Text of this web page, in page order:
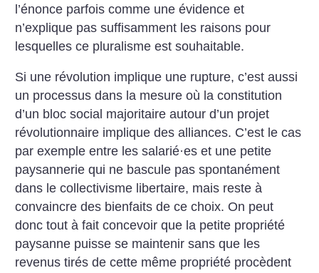
l’énonce parfois comme une évidence et
n’explique pas suffisamment les raisons pour
lesquelles ce pluralisme est souhaitable.
Si une révolution implique une rupture, c’est aussi
un processus dans la mesure où la constitution
d’un bloc social majoritaire autour d’un projet
révolutionnaire implique des alliances. C’est le cas
par exemple entre les salarié·es et une petite
paysannerie qui ne bascule pas spontanément
dans le collectivisme libertaire, mais reste à
convaincre des bienfaits de ce choix. On peut
donc tout à fait concevoir que la petite propriété
paysanne puisse se maintenir sans que les
revenus tirés de cette même propriété procèdent